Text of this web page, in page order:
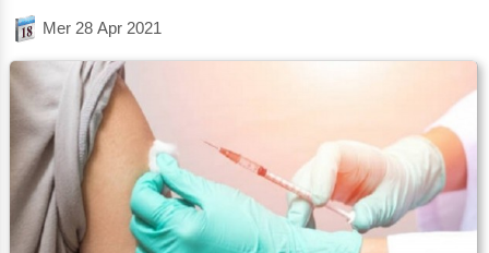
Mer 28 Apr 2021